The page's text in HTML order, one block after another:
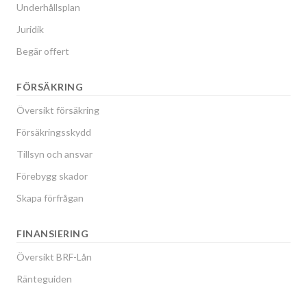
Underhållsplan
Juridik
Begär offert
FÖRSÄKRING
Översikt försäkring
Försäkringsskydd
Tillsyn och ansvar
Förebygg skador
Skapa förfrågan
FINANSIERING
Översikt BRF-Lån
Ränteguiden